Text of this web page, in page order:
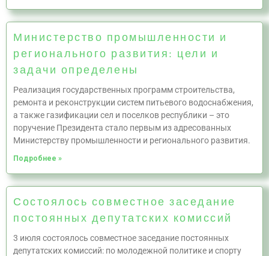
Министерство промышленности и
регионального развития: цели и
задачи определены
Реализация государственных программ строительства,
ремонта и реконструкции систем питьевого водоснабжения,
а также газификации сел и поселков республики – это
поручение Президента стало первым из адресованных
Министерству промышленности и регионального развития.
Подробнее »
Состоялось совместное заседание
постоянных депутатских комиссий
3 июля состоялось совместное заседание постоянных
депутатских комиссий: по молодежной политике и спорту